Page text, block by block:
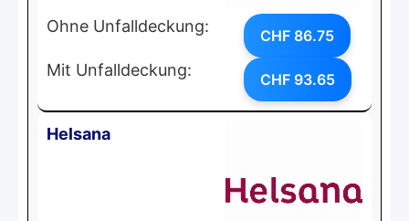
Ohne Unfalldeckung: CHF 86.75
Mit Unfalldeckung: CHF 93.65
Helsana